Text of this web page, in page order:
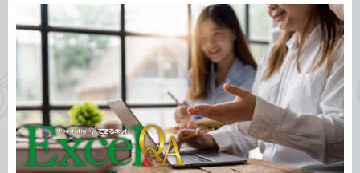
カ
テ
ゴ
タ
グ